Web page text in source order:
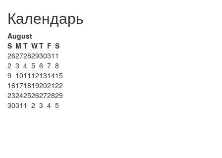
Календарь
August
S M T WT F S
262728293031 1
2 3 4 5 6 7 8
9 1011 12131415
16171819202122
23242526272829
3031 1 2 3 4 5